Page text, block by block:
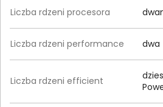
Liczba rdzeni procesora
Liczba rdzeni performance dwa
Liczba rdzeni efficient